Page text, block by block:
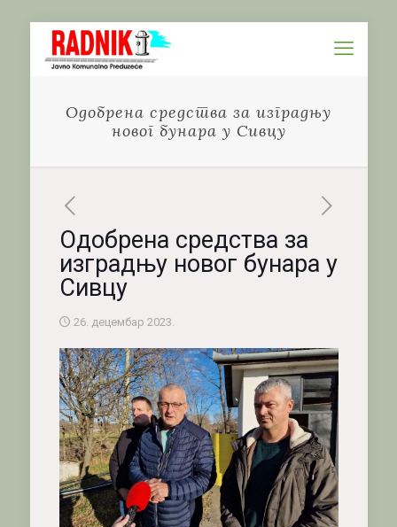
Одобрена средства за изградњу
новог бунара у Сивцу
Одобрена средства за
изградњу новог бунара у
Сивцу
26. децембар 2023.